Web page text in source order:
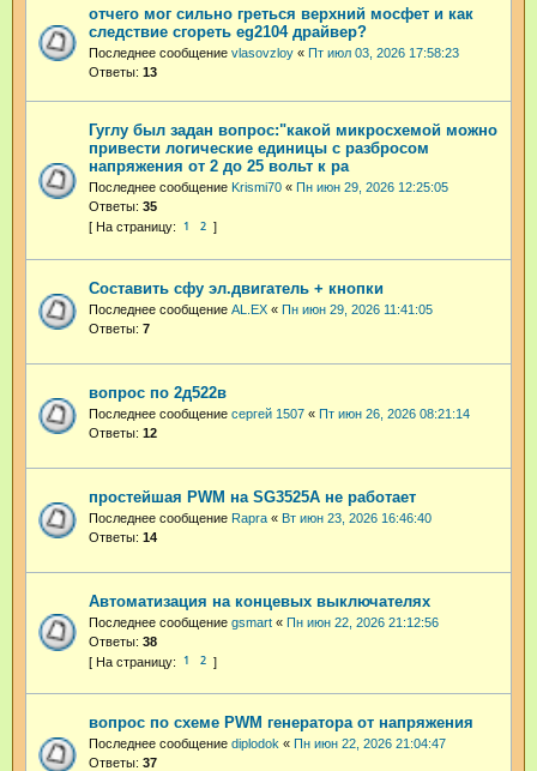
отчего мог сильно греться верхний мосфет и как
следствие сгореть eg2104 драйвер?
Последнее сообщение vlasovzloy « Пт июл 03, 2026 17:58:23
Ответы: 13
Гуглу был задан вопрос:"какой микросхемой можно
привести логические единицы с разбросом
напряжения от 2 до 25 вольт к ра
Последнее сообщение Krismi70 « Пн июн 29, 2026 12:25:05
Ответы: 35
1 2
Составить сфу эл.двигатель + кнопки
Последнее сообщение AL.EX « Пн июн 29, 2026 11:41:05
Ответы: 7
вопрос по 2д522в
Последнее сообщение сергей 1507 « Пт июн 26, 2026 08:21:14
Ответы: 12
простейшая PWM на SG3525A не работает
Последнее сообщение Rapra « Вт июн 23, 2026 16:46:40
Ответы: 14
Автоматизация на концевых выключателях
Последнее сообщение gsmart « Пн июн 22, 2026 21:12:56
Ответы: 38
1 2
вопрос по схеме PWM генератора от напряжения
Последнее сообщение diplodok « Пн июн 22, 2026 21:04:47
Ответы: 37